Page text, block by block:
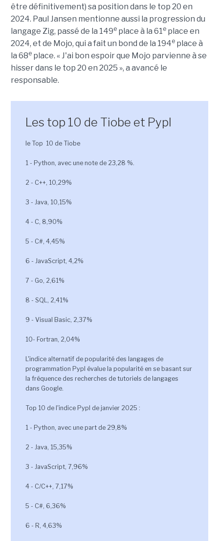
être définitivement) sa position dans le top 20 en
2024. Paul Jansen mentionne aussi la progression du
langage Zig, passé de la 149eplace à la 61eplace en
2024, et de Mojo, qui a fait un bond de la 194eplace à
la 68eplace. « J'ai bon espoir que Mojo parvienne à se
hisser dans le top 20 en 2025 », a avancé le
responsable.
Les top 10 de Tiobe et Pypl
le Top 10 de Tiobe
1 - Python, avec une note de 23,28 %.
2 - C++, 10,29%
3 - Java, 10,15%
4 - C, 8,90%
5 - C#, 4,45%
6 - JavaScript, 4,2%
7 - Go, 2,61%
8 - SQL, 2,41%
9 - Visual Basic, 2,37%
10- Fortran, 2,04%
L'indice alternatif de popularité des langages de
programmation Pypl évalue la popularité en se basant sur
la fréquence des recherches de tutoriels de langages
dans Google.
Top 10 de l'indice Pypl de janvier 2025 :
1 - Python, avec une part de 29,8%
2 - Java, 15,35%
3 - JavaScript, 7,96%
4 - C/C++, 7,17%
5 - C#, 6,36%
6 - R, 4,63%